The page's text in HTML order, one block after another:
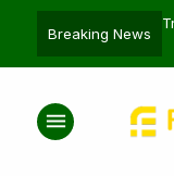
Breaking News
menu